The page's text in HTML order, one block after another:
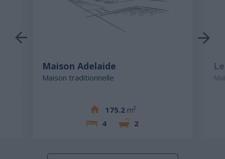
Maison Adelaide
Maison traditionnelle
175.2m²
4
2